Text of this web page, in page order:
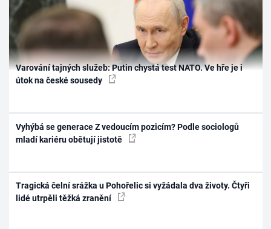
Varování tajných služeb: Putin chystá test NATO. Ve hře je i
útok na české sousedy
Vyhýbá se generace Z vedoucím pozicím? Podle sociologů
mladí kariéru obětují jistotě
Tragická čelní srážka u Pohořelic si vyžádala dva životy. Čtyři
lidé utrpěli těžká zranění